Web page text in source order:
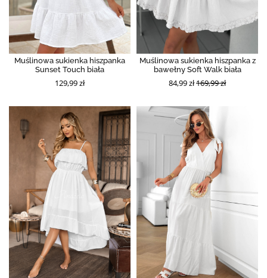
Muślinowa sukienka hiszpanka
Sunset Touch biała
129,99 zł
Muślinowa sukienka hiszpanka z
bawełny Soft Walk biała
84,99 zł169,99 zł